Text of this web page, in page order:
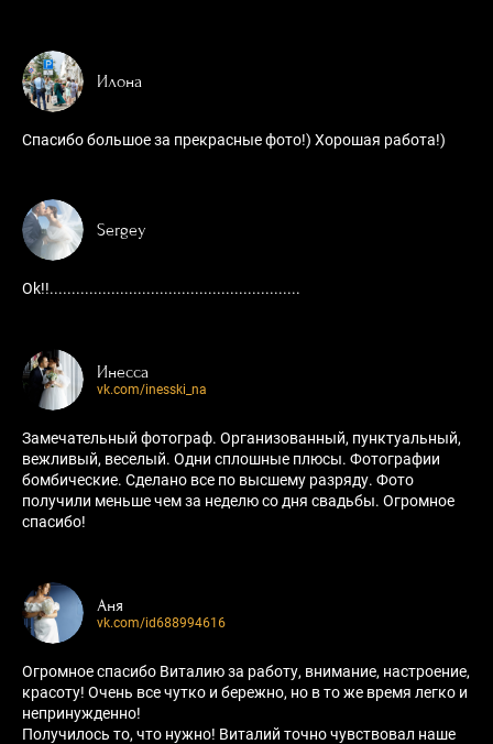
Илона
Спасибо большое за прекрасные фото!) Хорошая работа!)
Sergey
Ok!!.........................................................
Инесса
vk.com/inesski_na
Замечательный фотограф. Организованный, пунктуальный,
вежливый, веселый. Одни сплошные плюсы. Фотографии
бомбические. Сделано все по высшему разряду. Фото
получили меньше чем за неделю со дня свадьбы. Огромное
спасибо!
Аня
vk.com/id688994616
Огромное спасибо Виталию за работу, внимание, настроение,
красоту! Очень все чутко и бережно, но в то же время легко и
непринужденно!
Получилось то, что нужно! Виталий точно чувствовал наше